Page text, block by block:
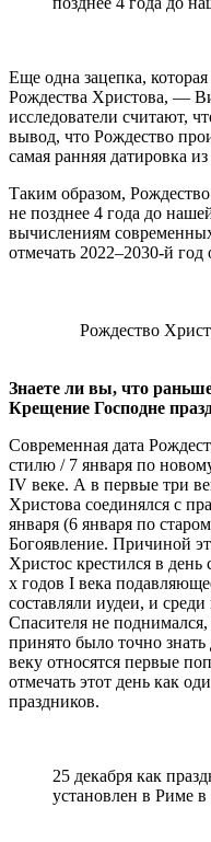
Еще одна зацепка,
Рождества Христова, —
исследователи считают,
вывод, что Рождество
самая ранняя датировка
Таким образом,
не позднее 4 года до
вычислениям
отмечать 2022–2030-й
Рождество
Знаете ли вы, что
Крещение Господне
Современная дата
стилю / 7 января по
IV веке. А в первые три
Христова соединялся с
января (6 января по
Богоявление. Причиной
Христос крестился в
х годов I века
составляли иудеи, и
Спасителя не
принято было точно
веку относятся первые
отмечать этот день как
праздников.
25 декабря как
установлен в Риме в